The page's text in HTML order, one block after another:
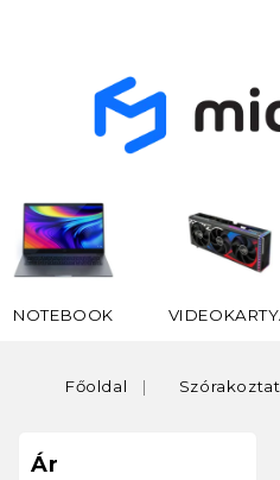
NOTEBOOK
Főoldal
Ár